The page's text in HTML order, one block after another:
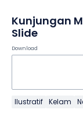
Kunjungan
Slide
Download
Ilustratif Kelam